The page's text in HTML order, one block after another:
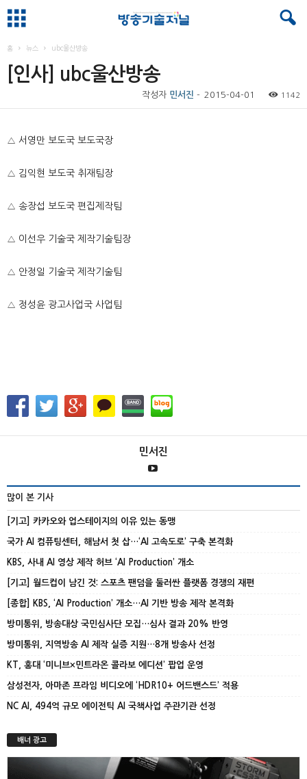
홈 뉴스 ubc울산방송
[인사] ubc울산방송
작성자 민서진 - 2015-04-01 1142
△ 서영만 보도국 보도국장
△ 김익현 보도국 취재팀장
△ 송장섭 보도국 편집제작팀
△ 이선우 기술국 제작기술팀장
△ 안정일 기술국 제작기술팀
△ 정성윤 광고사업국 사업팀
민서진
많이 본 기사
[기고] 카카오와 업스테이지의 이유 있는 동맹
국가 AI 컴퓨팅센터, 해남서 첫 삽…‘AI 고속도로’ 구축 본격화
KBS, 사내 AI 영상 제작 허브 ‘AI Production’ 개소
[기고] 월드컵이 남긴 것: 스포츠 팬덤을 둘러싼 플랫폼 경쟁의 재편
[종합] KBS, ‘AI Production’ 개소…AI 기반 방송 제작 본격화
방미통위, 방송대상 국민심사단 모집…심사 결과 20% 반영
방미통위, 지역방송 AI 제작 실증 지원…8개 방송사 선정
KT, 홍대 ‘미니브×민트라온 콜라보 에디션’ 팝업 운영
삼성전자, 아마존 프라임 비디오에 ‘HDR10+ 어드밴스드’ 적용
NC AI, 494억 규모 에이전틱 AI 국책사업 주관기관 선정
배너 광고